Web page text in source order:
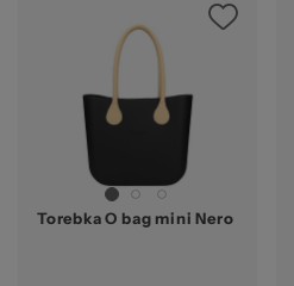
Torebka O bag mini Nero
Ocena: